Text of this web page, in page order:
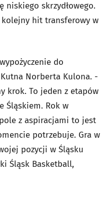
niskiego skrzydłowego.
hit transferowy w
do
Norberta Kulona. -
krok. To jeden z etapów
Śląskiem. Rok w
z aspiracjami to jest
potrzebuje. Gra w
pozycji w Śląsku
Śląsk Basketball,